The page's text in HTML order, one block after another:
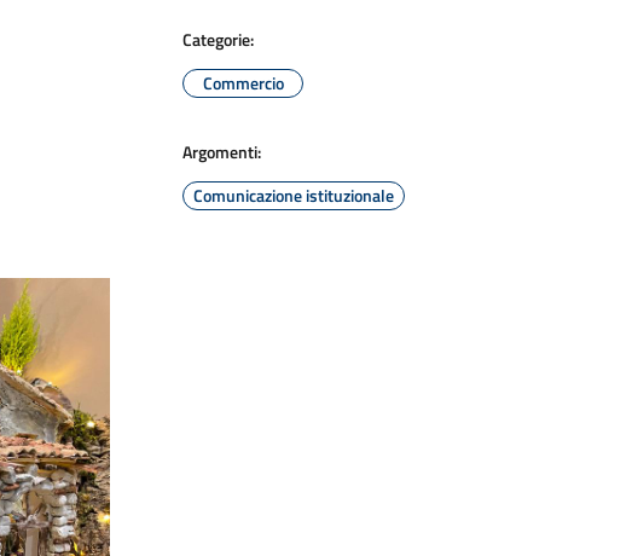
Categorie:
Commercio
Argomenti:
Comunicazione istituzionale